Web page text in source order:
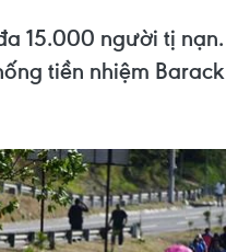
15.000 người tị
tiền nhiệm